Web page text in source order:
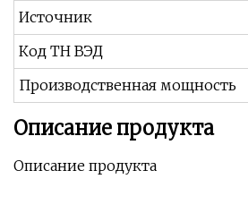
Источник
Код ТН ВЭД
Производственная мощность
Описание продукта
Описание продукта